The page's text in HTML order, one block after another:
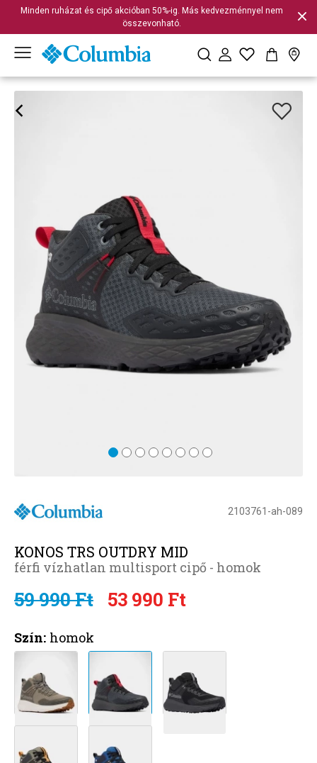
Minden ruházat és cipő akcióban 50%-ig. Más kedvezménnyel nem
összevonható.
2103761-ah-089
KONOS TRS OUTDRY MID
férfi vízhatlan multisport cipő - homok
59 990 Ft 53 990 Ft
Szín: homok